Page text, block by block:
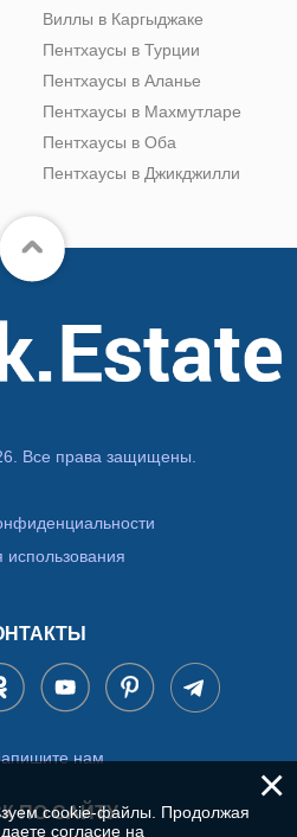
Виллы в Каргыджаке
Пентхаусы в Турции
Пентхаусы в Аланье
Пентхаусы в Махмутларе
Пентхаусы в Оба
Пентхаусы в Джикджилли
Все права защищены.
использования
нам
ПО САЙТУ
×
cookie-файлы. Продолжая
согласие на